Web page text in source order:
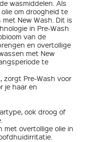
wasmiddelen. Als
om droogheid te
New Wash. Dit is
in Pre-Wash
van de
en overtollige
met New
te
zorgt Pre-Wash voor
je haar en
ook droog of
met overtollige olie in